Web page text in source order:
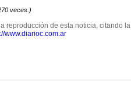
veces.)
reproducción de esta noticia, citando la
www.diarioc.com.ar